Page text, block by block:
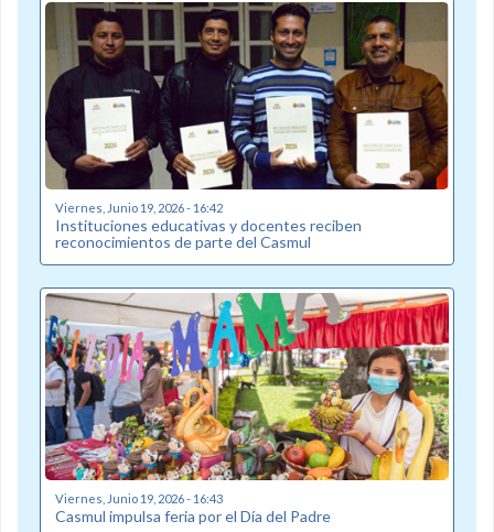
Viernes, Junio 19, 2026 - 16:42
Instituciones educativas y docentes reciben
reconocimientos de parte del Casmul
Viernes, Junio 19, 2026 - 16:43
Casmul impulsa feria por el Día del Padre